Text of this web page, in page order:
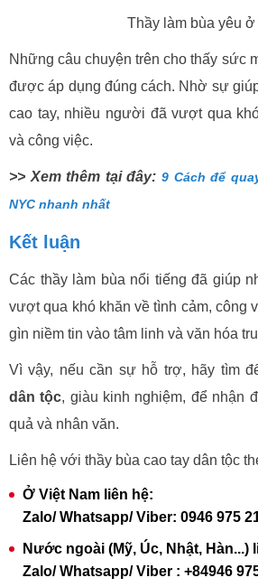
Thầy làm bùa yêu ở
Những câu chuyện trên cho thấy sức
được áp dụng đúng cách. Nhờ sự
cao tay, nhiều người đã vượt qua
và công việc.
>> Xem thêm tại đây:9 Cách để
NYC nhanh nhất
Kết luận
Các thầy làm bùa nổi tiếng đã giúp
vượt qua khó khăn về tình cảm, công
gìn niềm tin vào tâm linh và văn hóa
Vì vậy, nếu cần sự hỗ trợ, hãy tìm
dân tộc, giàu kinh nghiệm, để nhận
quả và nhân văn.
Liên hệ với thầy bùa cao tay dân tộc
Ở Việt Nam liên hệ:
Zalo/ Whatsapp/ Viber: 0946 975
Nước ngoài (Mỹ, Úc, Nhật, Hàn...)
Zalo/ Whatsapp/ Viber : +84946